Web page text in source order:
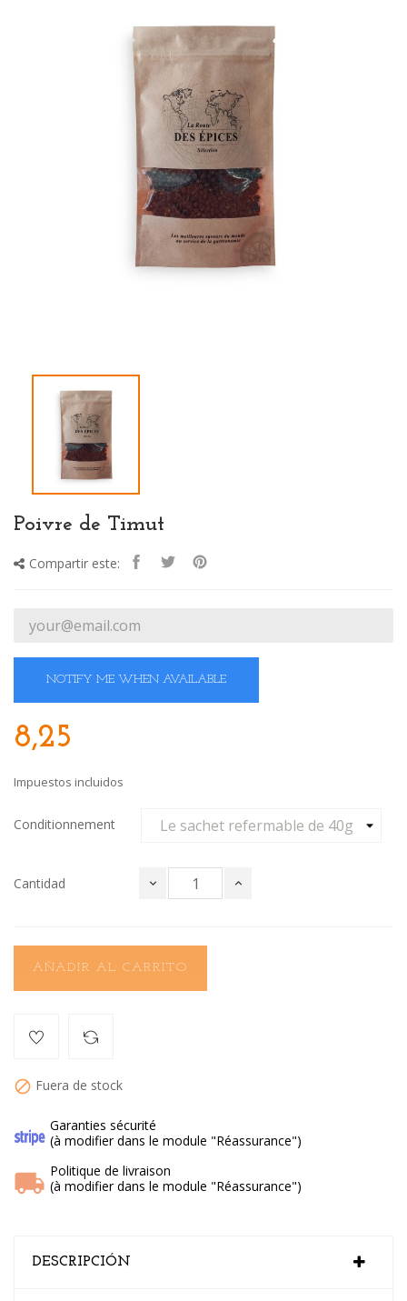
Poivre de Timut
Compartir este:
NOTIFY ME WHEN AVAILABLE
8,25
Impuestos incluidos
Conditionnement
Cantidad
AÑADIR AL CARRITO
 Fuera de stock
Garanties sécurité
(à modifier dans le module "Réassurance")
Politique de livraison
(à modifier dans le module "Réassurance")
DESCRIPCIÓN